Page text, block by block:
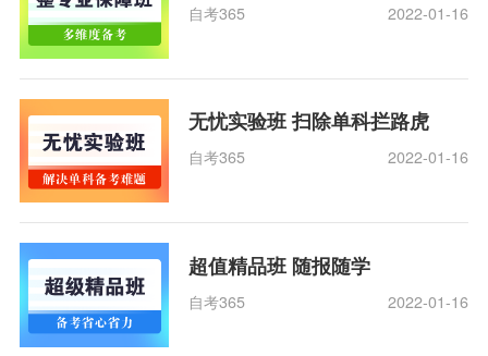
自考365 2022-01-16
无忧实验班 扫除单科拦路虎
自考365 2022-01-16
超值精品班 随报随学
自考365 2022-01-16